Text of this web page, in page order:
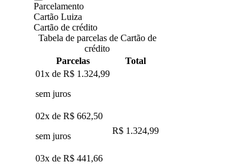
Parcelamento
Cartão Luiza
Cartão de crédito
Tabela de parcelas de Cartão de
crédito
Parcelas
Total
01x de R$ 1.324,99
sem juros
02x de R$ 662,50
sem juros
R$ 1.324,99
03x de R$ 441,66